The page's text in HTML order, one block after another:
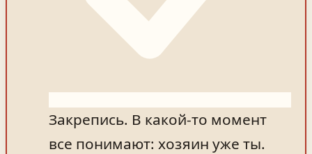
Закрепись. В какой-то момент
все понимают: хозяин уже ты.